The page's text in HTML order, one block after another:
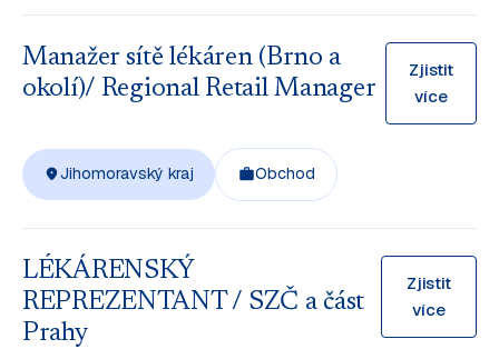
Manažer sítě lékáren (Brno a
okolí)/ Regional Retail Manager
Zjistit
více
Jihomoravský kraj Obchod
LÉKÁRENSKÝ
REPREZENTANT / SZČ a část
Prahy
Zjistit
více